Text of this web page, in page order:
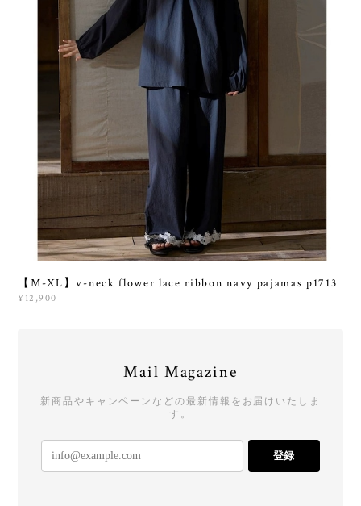
【M-XL】v-neck flower lace ribbon navy pajamas p1713
¥12,900
Mail Magazine
新商品やキャンペーンなどの最新情報をお届けいたしま
す。
登録